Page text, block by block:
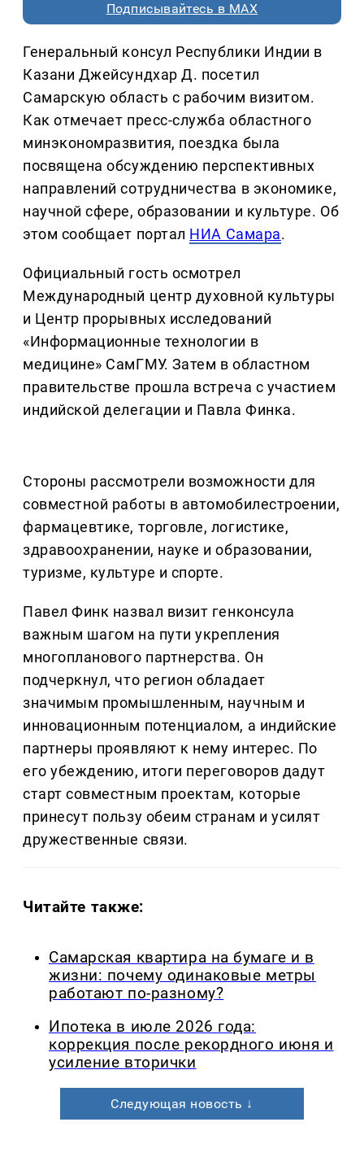
Подписывайтесь в MAX
Генеральный консул Республики Индии в
Казани Джейсундхар Д. посетил
Самарскую область с рабочим визитом.
Как отмечает пресс-служба областного
минэкономразвития, поездка была
посвящена обсуждению перспективных
направлений сотрудничества в экономике,
научной сфере, образовании и культуре. Об
этом сообщает портал НИА Самара.
Официальный гость осмотрел
Международный центр духовной культуры
и Центр прорывных исследований
«Информационные технологии в
медицине» СамГМУ. Затем в областном
правительстве прошла встреча с участием
индийской делегации и Павла Финка.
Стороны рассмотрели возможности для
совместной работы в автомобилестроении,
фармацевтике, торговле, логистике,
здравоохранении, науке и образовании,
туризме, культуре и спорте.
Павел Финк назвал визит генконсула
важным шагом на пути укрепления
многопланового партнерства. Он
подчеркнул, что регион обладает
значимым промышленным, научным и
инновационным потенциалом, а индийские
партнеры проявляют к нему интерес. По
его убеждению, итоги переговоров дадут
старт совместным проектам, которые
принесут пользу обеим странам и усилят
дружественные связи.
Читайте также:
Самарская квартира на бумаге и в
жизни: почему одинаковые метры
работают по-разному?
Ипотека в июле 2026 года:
коррекция после рекордного июня и
усиление вторички
Следующая новость ↓